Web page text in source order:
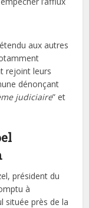
aux autres
rejoint leurs
dénonçant
judiciaire” et
président du
à
située près de la